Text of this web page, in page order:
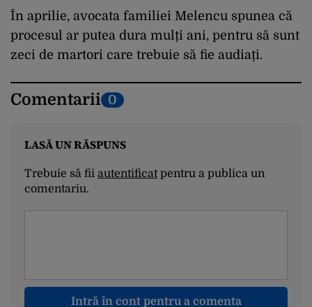
În aprilie, avocata familiei Melencu spunea că
procesul ar putea dura mulți ani, pentru să sunt
zeci de martori care trebuie să fie audiați.
Comentarii 0
LASĂ UN RĂSPUNS
Trebuie să fii autentificatpentru a publica un
comentariu.
Intră în cont pentru a comenta